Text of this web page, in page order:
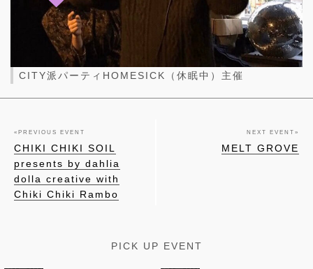
CITY派パーティHOMESICK（休眠中）主催
« PREVIOUS EVENT
CHIKI CHIKI SOIL
presents by dahlia
dolla creative with
Chiki Chiki Rambo
NEXT EVENT »
MELT GROVE
PICK UP EVENT